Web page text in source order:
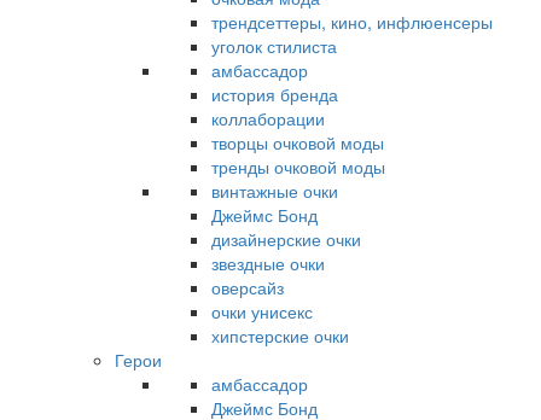
трендсеттеры, кино, инфлюенсеры
уголок стилиста
амбассадор
история бренда
коллаборации
творцы очковой моды
тренды очковой моды
винтажные очки
Джеймс Бонд
дизайнерские очки
звездные очки
оверсайз
очки унисекс
хипстерские очки
Герои
амбассадор
Джеймс Бонд